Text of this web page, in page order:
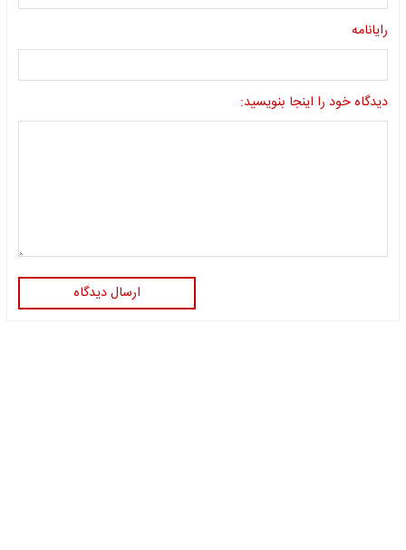
رایانامه
دیدگاه خود را اینجا بنویسید:
ارسال دیدگاه